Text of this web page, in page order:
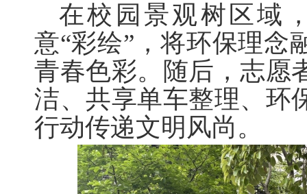
在校园景观树区域
意“彩绘”，将环保理念
青春色彩。随后，志愿
洁、共享单车整理、环
行动传递文明风尚。